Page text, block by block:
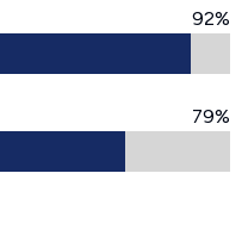
92%
79%